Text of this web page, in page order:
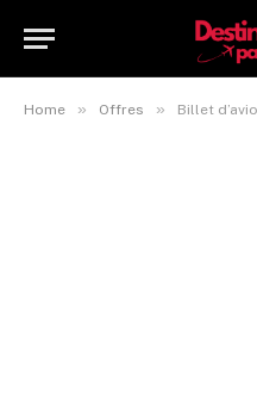
Home » Offres » Billet